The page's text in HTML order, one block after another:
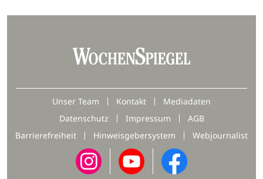
Unser Team Kontakt
Mediadaten
Datenschutz
Impressum
AGB
Barrierefreiheit
Hinweisgebersystem Webjournalist